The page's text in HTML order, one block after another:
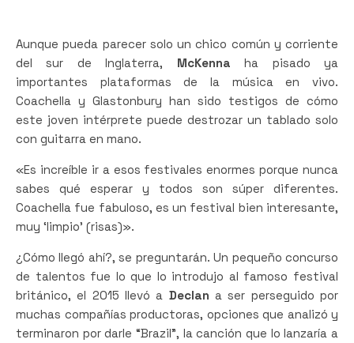
Aunque pueda parecer solo un chico común y corriente
del sur de Inglaterra, McKenna ha pisado ya
importantes plataformas de la música en vivo.
Coachella y Glastonbury han sido testigos de cómo
este joven intérprete puede destrozar un tablado solo
con guitarra en mano.
«Es increíble ir a esos festivales enormes porque nunca
sabes qué esperar y todos son súper diferentes.
Coachella fue fabuloso, es un festival bien interesante,
muy ‘limpio’ (risas)».
¿Cómo llegó ahí?, se preguntarán. Un pequeño concurso
de talentos fue lo que lo introdujo al famoso festival
británico, el 2015 llevó a Declan a ser perseguido por
muchas compañías productoras, opciones que analizó y
terminaron por darle “Brazil”, la canción que lo lanzaría a